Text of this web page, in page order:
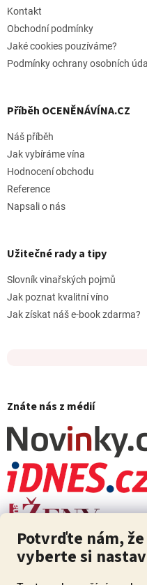
Potvrďte nám,
vyberte si
Kontakt
Obchodní podmínky
Jaké cookies pouzíváme?
Podmínky ochrany osobních
Příběh OCENĚNÁVÍNA.CZ
Náš příběh
Jak vybíráme vína
Hodnocení obchodu
Reference
Napsali o nás
Užitečné rady a tipy
Slovník vinařských pojmů
Jak poznat kvalitní víno
Jak získat náš e-book zdarma?
Znáte nás z médií